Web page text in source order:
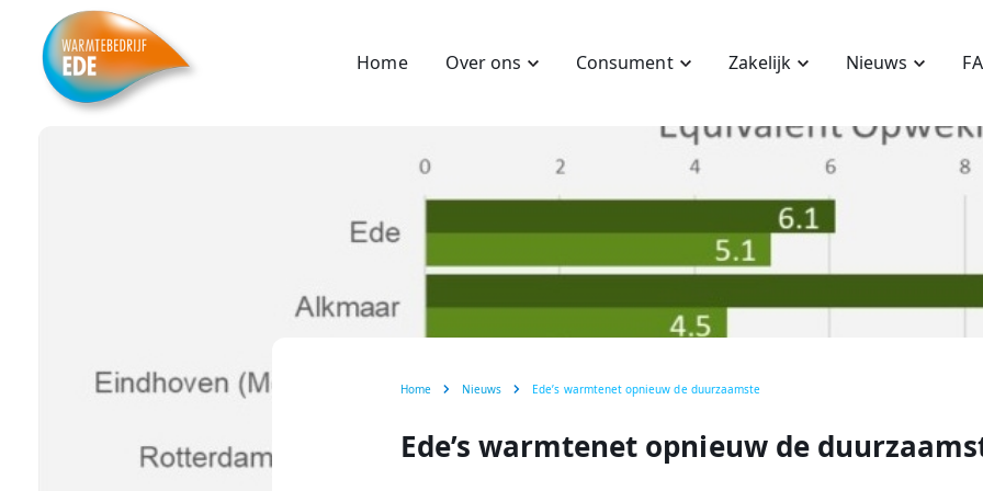
Home Over ons Consument Zakelijk Nieuws
Home Nieuws Ede’s warmtenet opnieuw de duurzaamste
Ede’s warmtenet opnieuw de